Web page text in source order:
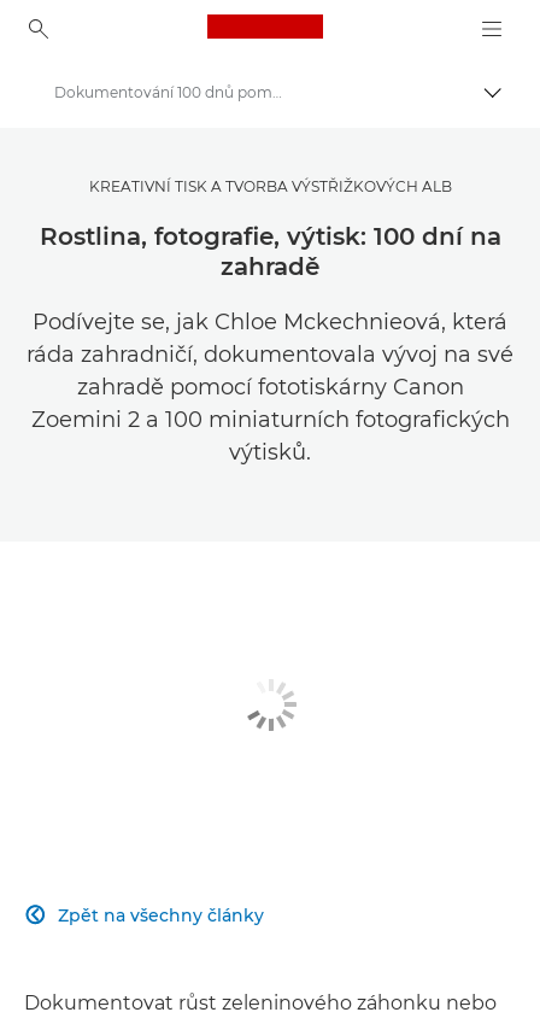
Canon Logo, back to
Get Inspired | Tipy pro fotografování a příručka pro nákup
Příběhy o fotografování a kreativitě
Dokumentování 100 dnů pomocí tisku samolepek
KREATIVNÍ TISK A TVORBA VÝSTŘIŽKOVÝCH ALB
Rostlina, fotografie, výtisk: 100 dní na
zahradě
Podívejte se, jak Chloe Mckechnieová, která
ráda zahradničí, dokumentovala vývoj na své
zahradě pomocí fototiskárny Canon
Zoemini 2 a 100 miniaturních fotografických
výtisků.
Zpět na všechny články

Dokumentovat růst zeleninového záhonku nebo